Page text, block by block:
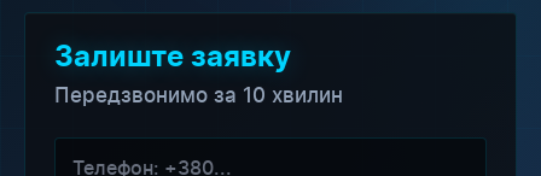
Залиште заявку
Передзвонимо за 10 хвилин